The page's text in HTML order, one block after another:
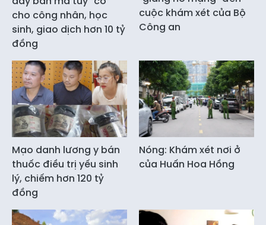
cho công nhân, học
sinh, giao dịch hơn 10 tỷ
đồng
cuộc khám xét của Bộ
Công an
Mạo danh lương y bán
thuốc điều trị yếu sinh
lý, chiếm hơn 120 tỷ
đồng
Nóng: Khám xét nơi ở
của Huấn Hoa Hồng